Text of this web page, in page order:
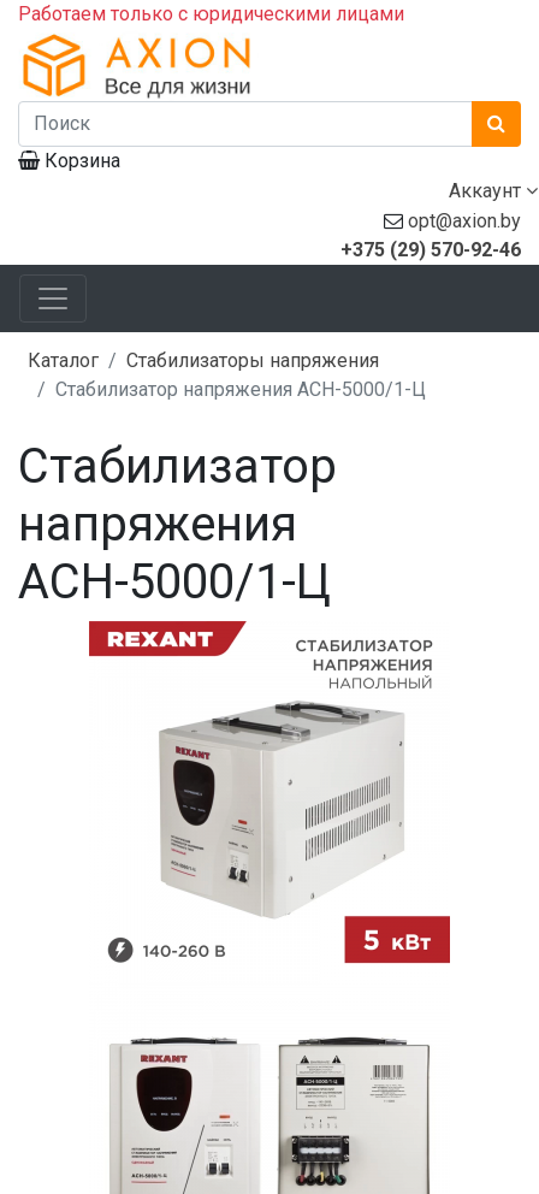
Работаем только с юридическими лицами
Корзина
Аккаунт
opt@axion.by
+375 (29) 570-92-46
Каталог
Стабилизаторы напряжения
Стабилизатор напряжения AСН-5000/1-Ц
Стабилизатор
напряжения
AСН-5000/1-Ц